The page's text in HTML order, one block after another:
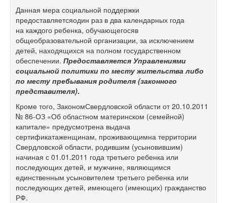
Данная мера социальной поддержки
предоставляетсяодин раз в два календарных года
на каждого ребенка, обучающегосяв
общеобразовательной организации, за исключением
детей, находящихся на полном государственном
обеспечении. Предоставляется Управлениями
социальной политики по месту жительства либо
по месту пребывания родителя (законного
представителя).
Кроме того, ЗакономСвердловской области от 20.10.2011
№ 86-ОЗ «Об областном материнском (семейной)
капитале» предусмотрена выдача
сертификатаженщинам, проживающимна территории
Свердловской области, родившим (усыновившим)
начиная с 01.01.2011 года третьего ребенка или
последующих детей, и мужчине, являющимся
единственным усыновителем третьего ребенка или
последующих детей, имеющего (имеющих) гражданство
РФ.